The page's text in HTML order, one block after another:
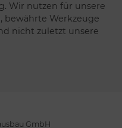
Wir nutzen für unsere
bewährte Werkzeuge
nicht zuletzt unsere
GmbH